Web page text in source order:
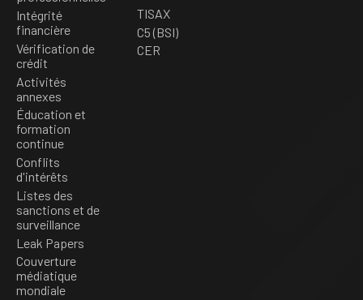
Intégrité
financière
Vérification de
crédit
Activités
annexes
Éducation et
formation
continue
Conflits
d'intérêts
Listes des
sanctions et de
surveillance
Leak Papers
Couverture
médiatique
mondiale
TISAX
C5 (BSI)
CER